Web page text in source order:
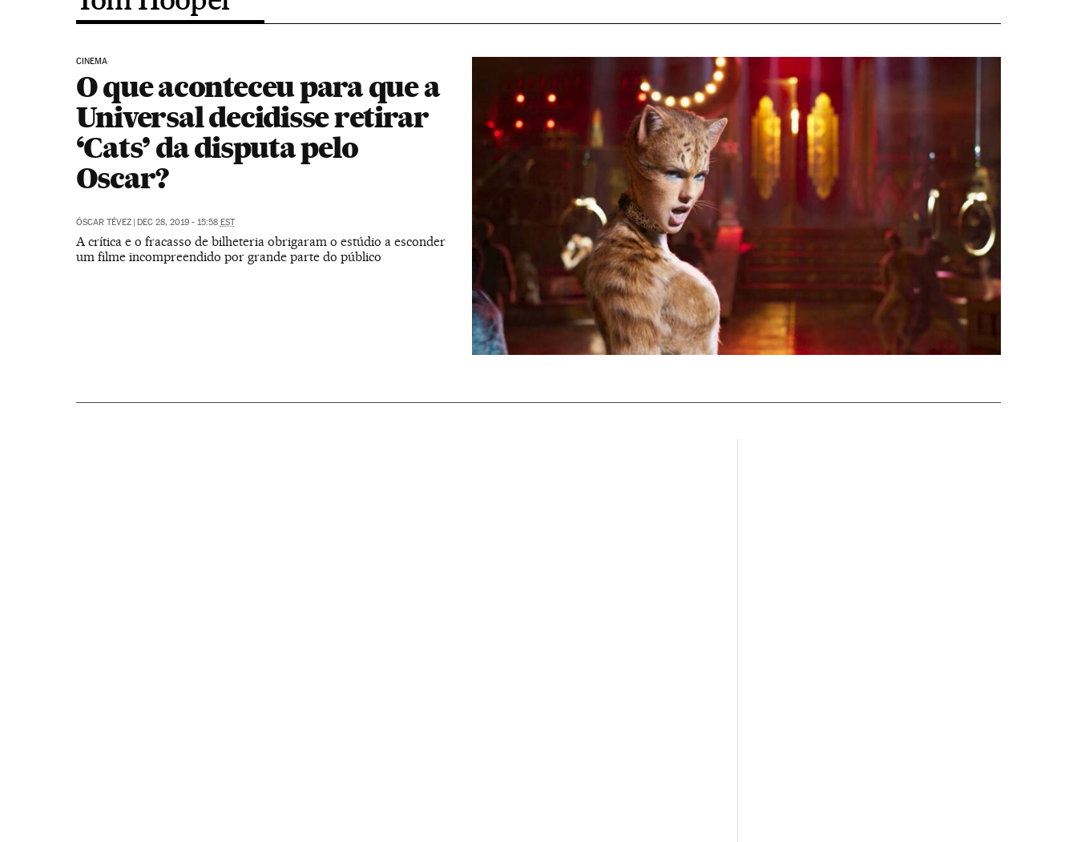
CINEMA
O que aconteceu para que a
Universal decidisse retirar
‘Cats’ da disputa pelo
Oscar?
ÓSCAR TÉVEZ | DEC 28, 2019 - 15:58 EST
A crítica e o fracasso de bilheteria obrigaram o estúdio a esconder
um filme incompreendido por grande parte do público